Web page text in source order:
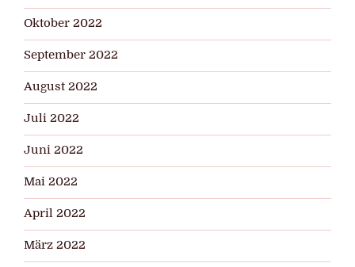
Oktober 2022
September 2022
August 2022
Juli 2022
Juni 2022
Mai 2022
April 2022
März 2022